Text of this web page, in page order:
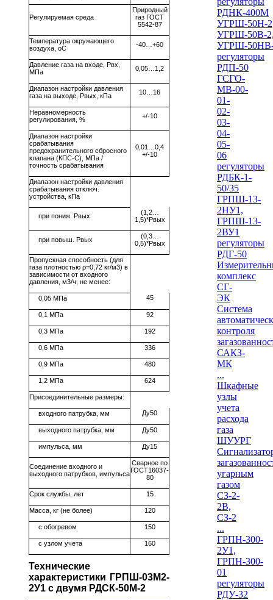
Регулируемая среда
Природный
газ ГОСТ
5542-87
Температура окружающего
воздуха, оС
-40…+60
Давление газа на входе, Рвх,
МПа
0,05…1,2
Диапазон настройки давления
газа на выходе, Рвых, кПа
10…16
Неравномерность
регулирования, %
+/-10
Диапазон настройки
срабатывания
предохранительного сбросного
клапана (КПС-С), МПа /
точность срабатывания
0,01…0,4
+/-10
Диапазон настройки давления
срабатывания отключ.
устройства, кПа
при пониж. Рвых
(1,2…
1,5)*Рвых
при повыш. Рвых
(0,3…
0,5)*Рвых
Пропускная способность (для
газа плотностью ρ=0,72 кг/м3) в
зависимости от входного
давления, м3/ч, не менее:
0,05 МПа 45
0,1 МПа 92
0,3 МПа 192
0,6 МПа 336
0,9 МПа 480
1,2 МПа 624
Присоединительные размеры:
входного патрубка, мм Ду50
выходного патрубка, мм Ду50
импульса, мм Ду15
Соединение входного и
выходного патрубков, импульса
Сварное по
ГОСТ16037-
80
Срок службы, лет 15
Масса, кг (не более) 120
с обогревом 150
с узлом учета 160
Технические
характеристики ГРПШ-03М2-
2У1 с двумя РДСК-50М-2
РДНК-400М
УГРШ-50Н-
УГРШ-50В-
УГРШ-
регуляторы
РДП-50
ГСГО-
МВ-00-
01-
02-
03-
04-
05-
06
регуляторы
РДБК-1-
50/35
ГРПШ-13-
2НУ1,
ГРПШ-13-
2ВУ1
регуляторы
РДГ-50
комплекс
СГ-
ЭК
Система
контроля
САКЗ-
МК
...
Шкафные
узлы
учета
расхода
газа
ШУУРГ
угарным
газом
СЗ-2-
2В,
СЗ-2
...
ГРПН-300-
2У1,
ГРПН-300-
01
регуляторы
РДУ-32